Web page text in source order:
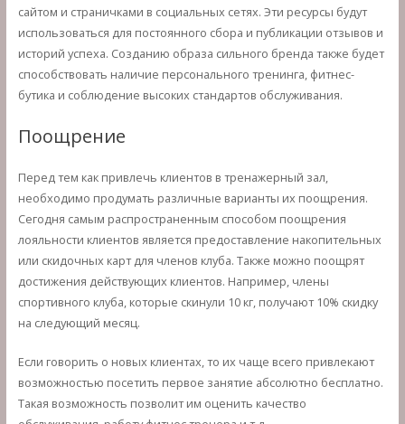
сайтом и страничками в социальных сетях. Эти ресурсы будут
использоваться для постоянного сбора и публикации отзывов и
историй успеха. Созданию образа сильного бренда также будет
способствовать наличие персонального тренинга, фитнес-
бутика и соблюдение высоких стандартов обслуживания.
Поощрение
Перед тем как привлечь клиентов в тренажерный зал,
необходимо продумать различные варианты их поощрения.
Сегодня самым распространенным способом поощрения
лояльности клиентов является предоставление накопительных
или скидочных карт для членов клуба. Также можно поощрят
достижения действующих клиентов. Например, члены
спортивного клуба, которые скинули 10 кг, получают 10% скидку
на следующий месяц.
Если говорить о новых клиентах, то их чаще всего привлекают
возможностью посетить первое занятие абсолютно бесплатно.
Такая возможность позволит им оценить качество